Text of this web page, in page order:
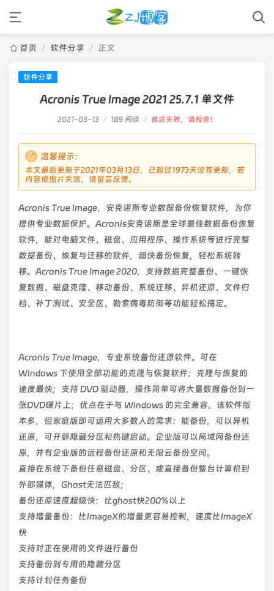
首页 / 软件分享 / 正文
软件分享
Acronis True Image 2021 25.7.1 单文件
2021-03-13 / 189 阅读 / 推送失败，请检查！
温馨提示：
本文最后更新于2021年03月13日，已超过1973天没有更新，若
内容或图片失效，请留言反馈。
Acronis True Image，安克诺斯专业数据备份恢复软件，为你
提供专业数据保护。Acronis安克诺斯是全球最佳数据备份恢复
软件，能对电脑文件、磁盘、应用程序、操作系统等进行完整
数据备份、恢复与迁移的软件，超快备份恢复，轻松系统转
移。Acronis True Image 2020，支持数据完整备份、一键恢
复数据、磁盘克隆、移动备份、系统迁移、异机还原、文件归
档、补丁测试、安全区、勒索病毒防御等功能轻松搞定。
Acronis True Image，专业系统备份还原软件。可在
Windows 下使用全部功能的克隆与恢复软件；克隆与恢复的
速度最快；支持 DVD 驱动器，操作简单可将大量数据备份到一
张DVD碟片上；优点在于与 Windows 的完全兼容。该软件版
本多，但家庭版即可适用大多数人的需求：能备份，可以异机
还原，可开辟隐藏分区和热键启动。企业版可以局域网备份还
原，并有企业版的远程备份还原和无限云备份空间。
直接在系统下备份任意磁盘、分区、或直接备份整台计算机到
外部媒体，Ghost无法匹敌；
备份还原速度超级快：比ghost快200%以上
支持增量备份：比ImageX的增量更容易控制，速度比ImageX
快
支持对正在使用的文件进行备份
支持备份到专用的隐藏分区
支持计划任务备份